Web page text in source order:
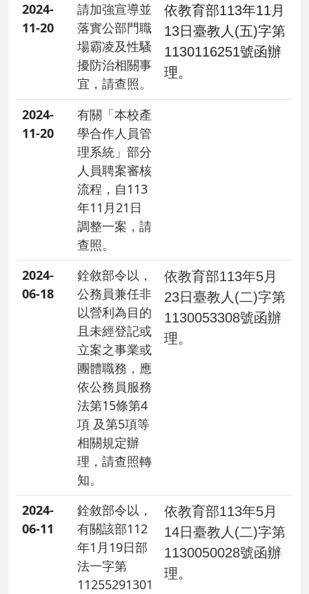
2024-
11-20
請加強宣導並
落實公部門職
場霸凌及性騷
擾防治相關事
宜，請查照。
依教育部113年11月
13日臺教人(五)字第
1130116251號函辦
理。
2024-
11-20
有關「本校產
學合作人員管
理系統」部分
人員聘案審核
流程，自113
年11月21日
調整一案，請
查照。
2024-
06-18
銓敘部令以，
公務員兼任非
以營利為目的
且未經登記或
立案之事業或
團體職務，應
依公務員服務
法第15條第4
項 及第5項等
相關規定辦
理，請查照轉
知。
依教育部113年5月
23日臺教人(二)字第
1130053308號函辦
理。
2024-
06-11
銓敘部令以，
有關該部112
年1月19日部
法一字第
11255291301
依教育部113年5月
14日臺教人(二)字第
1130050028號函辦
理。